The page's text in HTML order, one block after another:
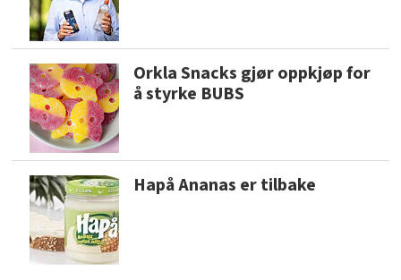
Orkla Snacks gjør oppkjøp for
å styrke BUBS
Hapå Ananas er tilbake